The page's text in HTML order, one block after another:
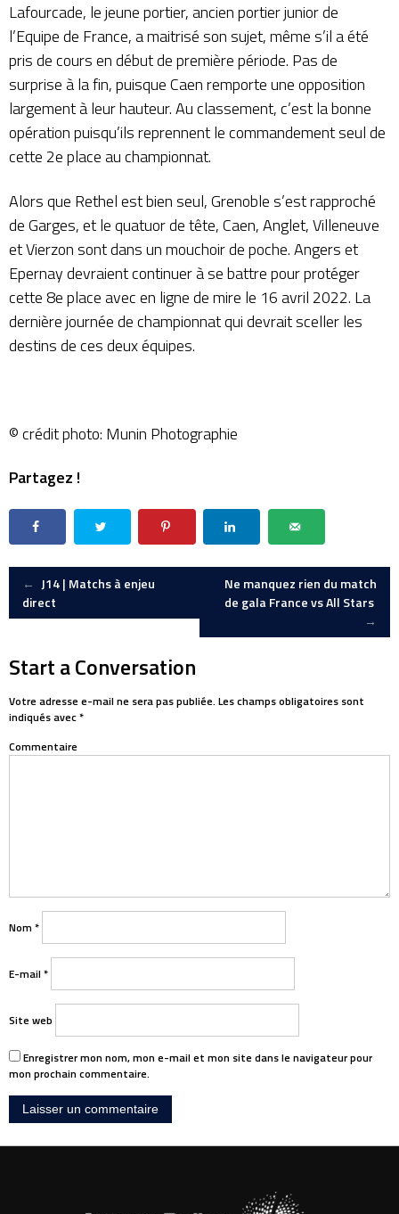
Lafourcade, le jeune portier, ancien portier junior de
l’Equipe de France, a maitrisé son sujet, même s’il a été
pris de cours en début de première période. Pas de
surprise à la fin, puisque Caen remporte une opposition
largement à leur hauteur. Au classement, c’est la bonne
opération puisqu’ils reprennent le commandement seul de
cette 2e place au championnat.
Alors que Rethel est bien seul, Grenoble s’est rapproché
de Garges, et le quatuor de tête, Caen, Anglet, Villeneuve
et Vierzon sont dans un mouchoir de poche. Angers et
Epernay devraient continuer à se battre pour protéger
cette 8e place avec en ligne de mire le 16 avril 2022. La
dernière journée de championnat qui devrait sceller les
destins de ces deux équipes.
© crédit photo: Munin Photographie
Partagez !
Post
← J14 | Matchs à enjeu
direct
Ne manquez rien du match
de gala France vs All Stars
→
Start a Conversation
Votre adresse e-mail ne sera pas publiée. Les champs obligatoires sont
indiqués avec*
Commentaire
Nom *
E-mail *
Site web
Enregistrer mon nom, mon e-mail et mon site dans le navigateur pour
mon prochain commentaire.